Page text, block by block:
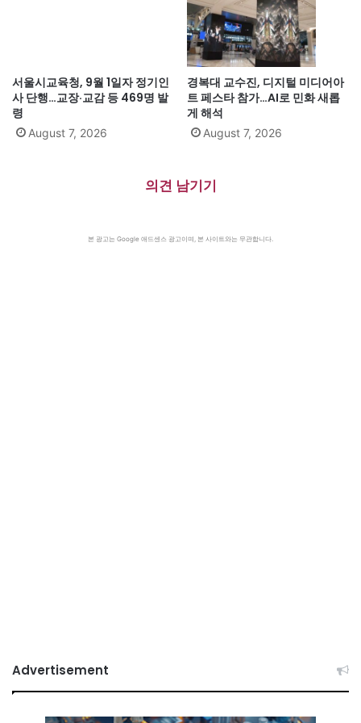
서울시교육청, 9월 1일자 정기인
사 단행…교장·교감 등 469명 발
령
August 7, 2026
경복대 교수진, 디지털 미디어아
트 페스타 참가…AI로 민화 새롭
게 해석
August 7, 2026
의견 남기기
본 광고는 Google 애드센스 광고이며, 본 사이트와는 무관합니다.
Advertisement